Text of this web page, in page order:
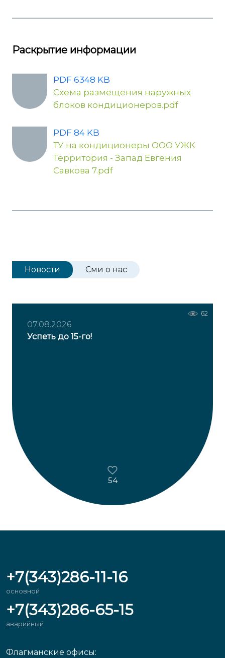
Раскрытие информации
PDF 6348 KB
Схема размещения наружных
блоков кондиционеров.pdf
PDF 84 KB
ТУ на кондиционеры ООО УЖК
Территория - Запад Евгения
Савкова 7.pdf
Новости Сми о нас
62
07.08.2026
Успеть до 15-го!
54
+7(343)286-11-16
основной
+7(343)286-65-15
аварийный
Флагманские офисы: